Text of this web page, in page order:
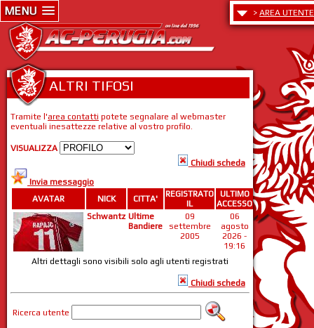
MENU > AREA UTENTE
ALTRI TIFOSI
Tramite l'area contatti potete segnalare al webmaster
eventuali inesattezze relative al vostro profilo.
VISUALIZZA
Chiudi scheda
Invia messaggio
AVATAR
NICK CITTA'
REGISTRATO
IL
ULTIMO
ACCESSO
Schwantz Ultime
Bandiere
09
settembre
2005
06
agosto
2026 -
19:16
Altri dettagli sono visibili solo agli utenti registrati
Chiudi scheda
Ricerca utente